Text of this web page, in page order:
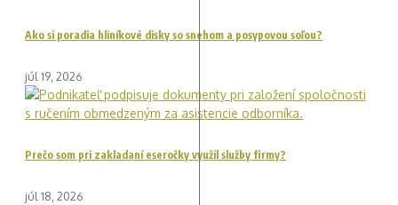
Ako si poradia hliníkové disky so snehom a posypovou soľou?
júl 19, 2026
Prečo som pri zakladaní eseročky využil služby firmy?
júl 18, 2026